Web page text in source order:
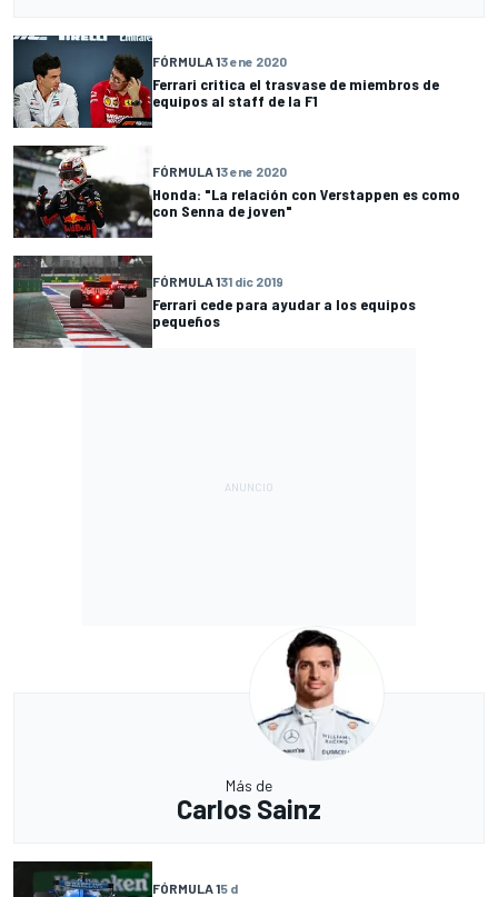
FÓRMULA 13 ene 2020
Ferrari critica el trasvase de miembros de
equipos al staff de la F1
FÓRMULA 13 ene 2020
Honda: "La relación con Verstappen es como
con Senna de joven"
FÓRMULA 131 dic 2019
Ferrari cede para ayudar a los equipos
pequeños
Más de
Carlos Sainz
FÓRMULA 15 d